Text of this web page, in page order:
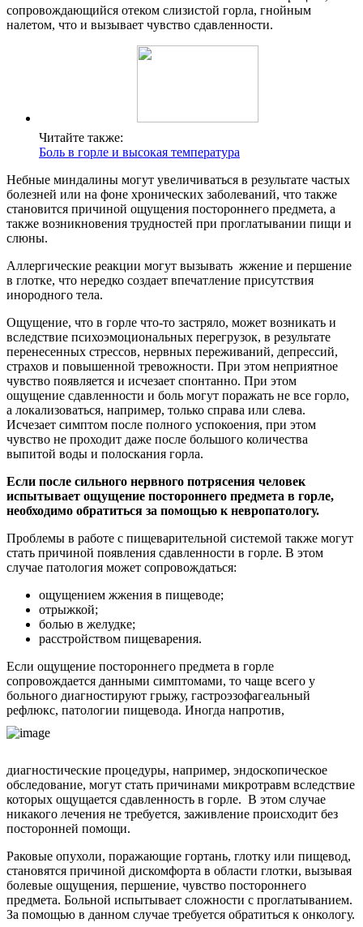
сопровождающийся отеком слизистой горла, гнойным
налетом, что и вызывает чувство сдавленности.
Читайте также:
Боль в горле и высокая температура
Небные миндалины могут увеличиваться в результате частых
болезней или на фоне хронических заболеваний, что также
становится причиной ощущения постороннего предмета, а
также возникновения трудностей при проглатывании пищи и
слюны.
Аллергические реакции могут вызывать жжение и першение
в глотке, что нередко создает впечатление присутствия
инородного тела.
Ощущение, что в горле что-то застряло, может возникать и
вследствие психоэмоциональных перегрузок, в результате
перенесенных стрессов, нервных переживаний, депрессий,
страхов и повышенной тревожности. При этом неприятное
чувство появляется и исчезает спонтанно. При этом
ощущение сдавленности и боль могут поражать не все горло,
а локализоваться, например, только справа или слева.
Исчезает симптом после полного успокоения, при этом
чувство не проходит даже после большого количества
выпитой воды и полоскания горла.
Если после сильного нервного потрясения человек
испытывает ощущение постороннего предмета в горле,
необходимо обратиться за помощью к невропатологу.
Проблемы в работе с пищеварительной системой также могут
стать причиной появления сдавленности в горле. В этом
случае патология может сопровождаться:
ощущением жжения в пищеводе;
отрыжкой;
болью в желудке;
расстройством пищеварения.
Если ощущение постороннего предмета в горле
сопровождается данными симптомами, то чаще всего у
больного диагностируют грыжу, гастроэзофагеальный
рефлюкс, патологии пищевода. Иногда напротив,
диагностические процедуры, например, эндоскопическое
обследование, могут стать причинами микротравм вследствие
которых ощущается сдавленность в горле. В этом случае
никакого лечения не требуется, заживление происходит без
посторонней помощи.
Раковые опухоли, поражающие гортань, глотку или пищевод,
становятся причиной дискомфорта в области глотки, вызывая
болевые ощущения, першение, чувство постороннего
предмета. Больной испытывает сложности с проглатыванием.
За помощью в данном случае требуется обратиться к онкологу.